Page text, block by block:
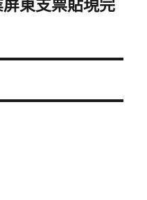
東支票貼現完